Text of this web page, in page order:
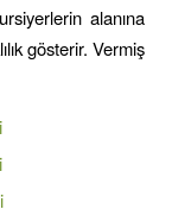
alanına
gösterir. Vermiş